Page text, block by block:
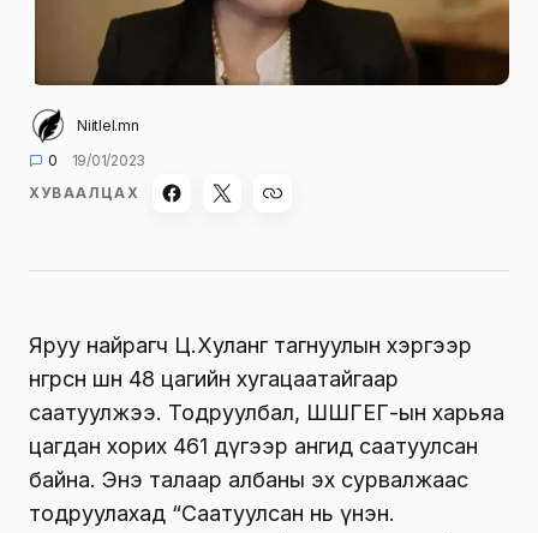
Niitlel.mn
0
19/01/2023
ХУВААЛЦАХ
Яруу найрагч Ц.Хуланг тагнуулын хэргээр
өнгөрсөн шөнө 48 цагийн хугацаатайгаар
саатуулжээ. Тодруулбал, ШШГЕГ-ын харьяа
цагдан хорих 461 дүгээр ангид саатуулсан
байна. Энэ талаар албаны эх сурвалжаас
тодруулахад “Саатуулсан нь үнэн.